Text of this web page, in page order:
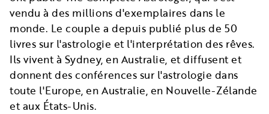
vendu à des millions d'exemplaires dans le
monde. Le couple a depuis publié plus de 50
livres sur l'astrologie et l'interprétation des rêves.
Ils vivent à Sydney, en Australie, et diffusent et
donnent des conférences sur l'astrologie dans
toute l'Europe, en Australie, en Nouvelle-Zélande
et aux États-Unis.